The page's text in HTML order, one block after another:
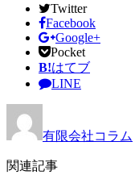
Twitter
Facebook
Google+
Pocket
B!はてブ
LINE
有限会社コラム
関連記事